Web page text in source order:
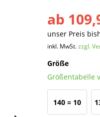
ab
unser Preis
inkl. MwSt.zzgl.
Größe
Größentabelle
140 = 10